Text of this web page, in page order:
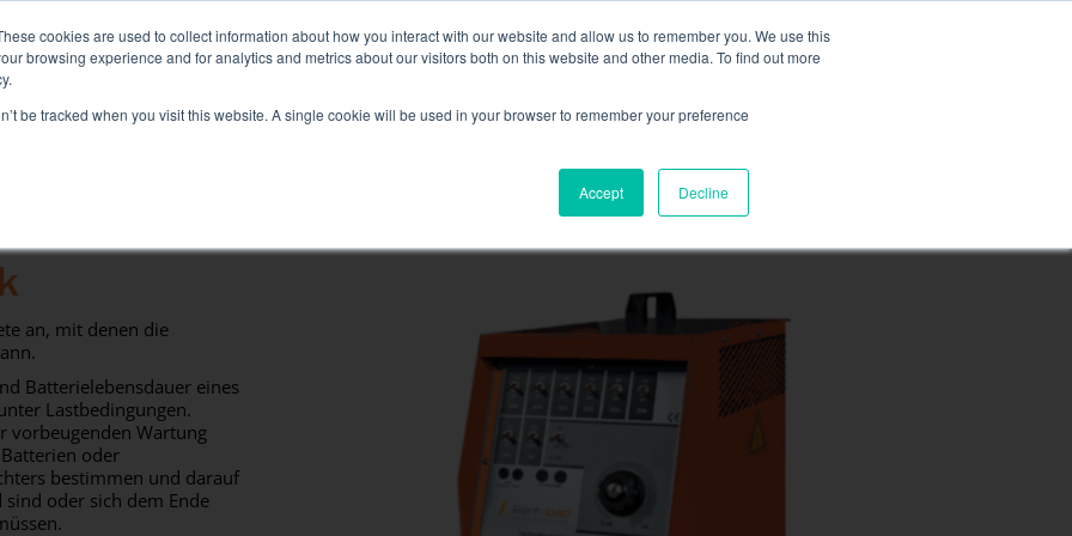
cookies are used to collect information about how you interact with our website and allow us to remember you. We use this
browsing experience and for analytics and metrics about our visitors both on this website and other media. To find out more
be tracked when you visit this website. A single cookie will be used in your browser to remember your preference
Accept Decline
Smart Load Bank für Direct Liquid Cooled Lösungen, weitere Informationen finden Sie hier.
RESSOURCEN KONTAKT
an, mit denen die
Batterielebensdauer eines
Lastbedingungen.
vorbeugenden Wartung
oder
bestimmen und darauf
oder sich dem Ende